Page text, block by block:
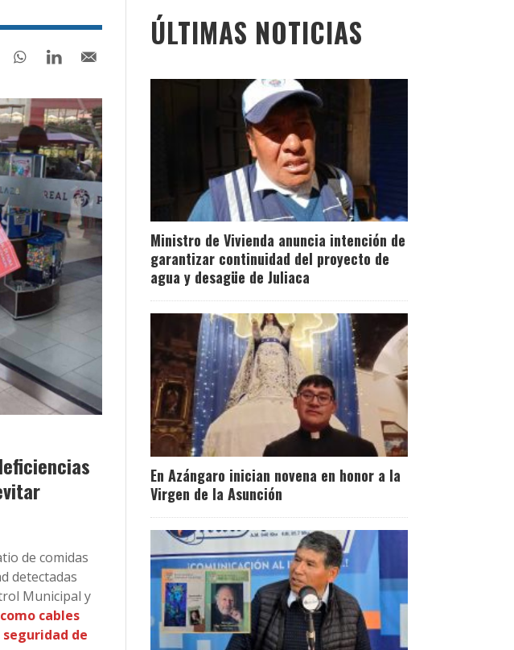
de comidas
detectadas
Municipal y
como cables
de
ÚLTIMAS NOTICIAS
Ministro de Vivienda anuncia intención de
garantizar continuidad del proyecto de
agua y desagüe de Juliaca
En Azángaro inician novena en honor a la
Virgen de la Asunción